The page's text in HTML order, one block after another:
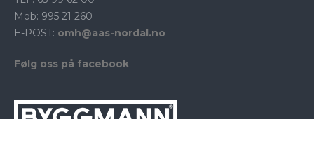
Mob: 995 21 260
E-POST: omh@aas-nordal.no
Følg oss på facebook